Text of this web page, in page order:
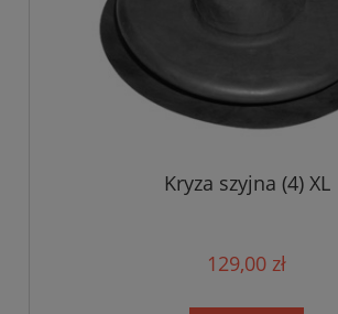
Kryza szyjna (4) XL
129,00 zł